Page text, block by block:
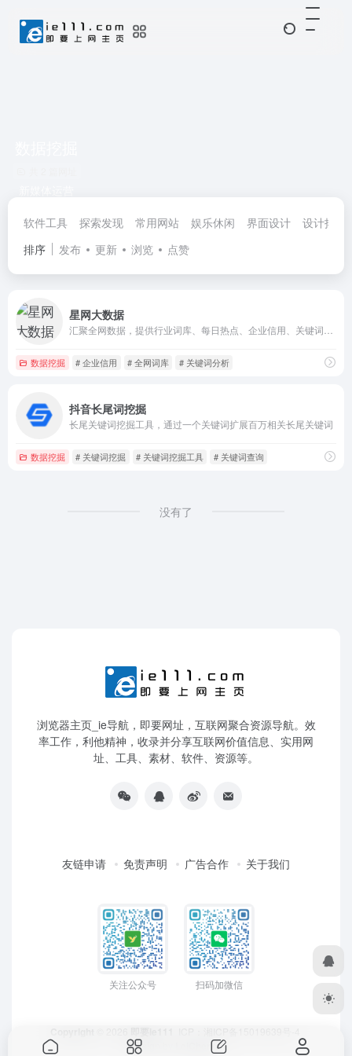
软件工具 探索发现 常用网站 娱乐休闲 界面设计
设计拓展
排序
发布 更新 浏览 点赞
星网大数据
数据挖掘 # 企业信用 # 全网词库 # 关键词分析
抖音长尾词挖掘
长尾关键词挖掘工具，通过一个关键词扩展百万相关长尾关键词
数据挖掘 # 关键词挖掘 # 关键词挖掘工具 # 关键词查询
没有了
浏览器主页_ie导航，即要网址，互联网聚合资源导航。效
率工作，利他精神，收录并分享互联网价值信息、实用网
址、工具、素材、软件、资源等。
友链申请 免责声明 广告合作 关于我们
关注公众号 扫码加微信
Design by
LeiCheng